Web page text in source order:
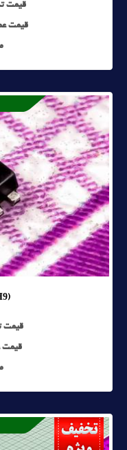
قیمت
قیمت
قیمت
قیمت